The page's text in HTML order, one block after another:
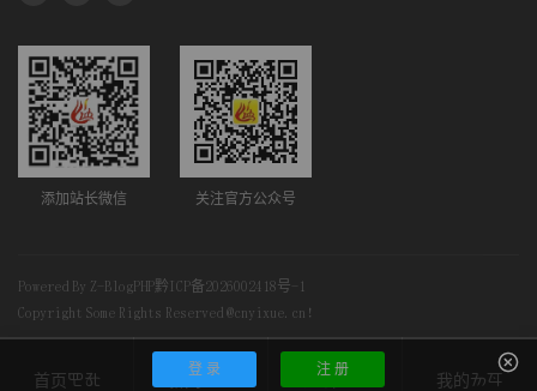
执着地相信“死人活着”。
三、原始死亡观的又一重要内容 是对超个体灵魂不死的信仰
既然人的灵魂和肉体是可以分离的, 无论是远古的人类还是彝族,
他们都相信人死去的仅仅是肉体, 灵魂则离开了身体到别的地方去了,
天堂或地狱, 其实这观念并非中国的土产, 要了解我国民族关于死后
世界的观念, 还得从“鬼”说起。
“鬼”字在我国出现很早, 是我国本土的一个古老观念。殷商时代
添加站长微信 关注官方公众号
Powered By Z-BlogPHP黔ICP备2026002418号-1
Copyright Some Rights Reserved @cnyixue.cn！
首页뇚냨 新闻댢긗 论坛괽덓 我的썦견
登 录 注 册